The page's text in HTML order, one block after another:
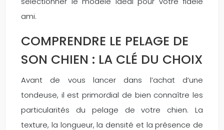
ami.
COMPRENDRE LE PELAGE DE
SON CHIEN : LA CLÉ DU CHOIX
Avant de vous lancer dans l’achat d’une
tondeuse, il est primordial de bien connaître les
particularités du pelage de votre chien. La
texture, la longueur, la densité et la présence de